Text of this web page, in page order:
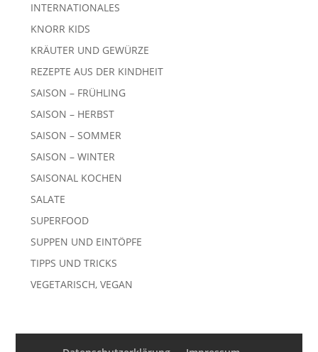
INTERNATIONALES
KNORR KIDS
KRÄUTER UND GEWÜRZE
REZEPTE AUS DER KINDHEIT
SAISON – FRÜHLING
SAISON – HERBST
SAISON – SOMMER
SAISON – WINTER
SAISONAL KOCHEN
SALATE
SUPERFOOD
SUPPEN UND EINTÖPFE
TIPPS UND TRICKS
VEGETARISCH, VEGAN